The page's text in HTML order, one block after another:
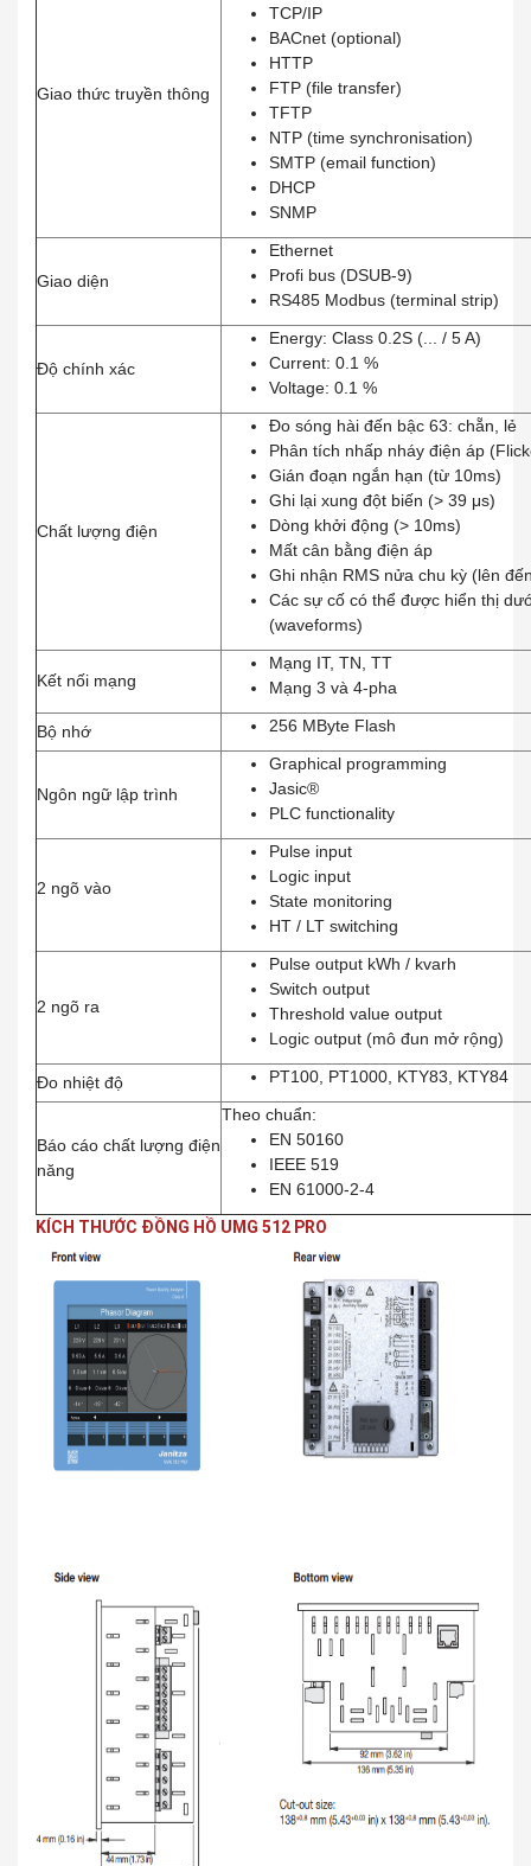
Giao thức truyền thông
TCP/IP
BACnet (optional)
HTTP
FTP (file transfer)
TFTP
NTP (time synchronisation)
SMTP (email function)
DHCP
SNMP
Giao diện
Ethernet
Profi bus (DSUB-9)
RS485 Modbus (terminal strip)
Độ chính xác
Energy: Class 0.2S (... / 5 A)
Current: 0.1 %
Voltage: 0.1 %
Chất lượng điện
Đo sóng hài đến bậc 63: chẵn, lẻ
Phân tích nhấp nháy điện áp
Gián đoạn ngắn hạn (từ 10ms)
Ghi lại xung đột biến (> 39 μs)
Dòng khởi động (> 10ms)
Mất cân bằng điện áp
Ghi nhận RMS nửa chu kỳ (lên
Các sự cố có thể được hiển thị
(waveforms)
Kết nối mạng
Mạng IT, TN, TT
Mạng 3 và 4-pha
Bộ nhớ 256 MByte Flash
Ngôn ngữ lập trình
Graphical programming
Jasic®
PLC functionality
2 ngõ vào
Pulse input
Logic input
State monitoring
HT / LT switching
2 ngõ ra
Pulse output kWh / kvarh
Switch output
Threshold value output
Logic output (mô đun mở rộng)
Đo nhiệt độ PT100, PT1000, KTY83, KTY84
Báo cáo chất lượng điện
năng
Theo chuẩn:
EN 50160
IEEE 519
EN 61000-2-4
KÍCH THƯỚC ĐỒNG HỒ UMG 512 PRO